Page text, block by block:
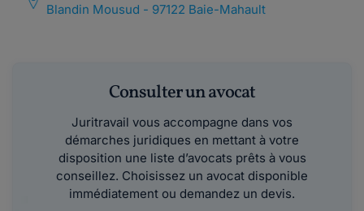
Blandin Mousud - 97122 Baie-Mahault
Consulter un avocat
Juritravail vous accompagne dans vos
démarches juridiques en mettant à votre
disposition une liste d’avocats prêts à vous
conseillez. Choisissez un avocat disponible
immédiatement ou demandez un devis.